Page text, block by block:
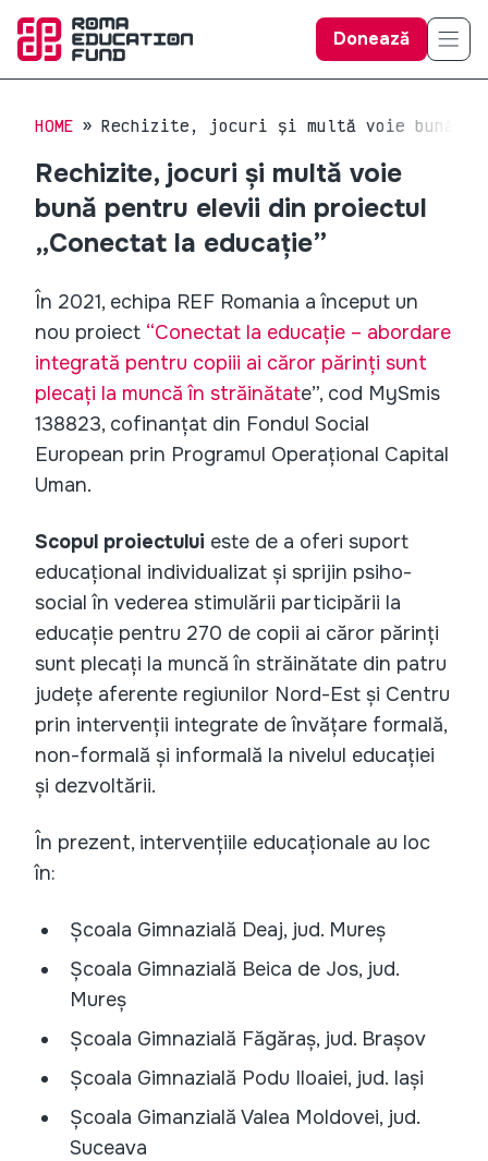
Donează
HOME Rechizite, jocuri și multă voie bună
Rechizite, jocuri și multă voie
bună pentru elevii din proiectul
„Conectat la educație”
În 2021, echipa REF Romania a început un
nou proiect “Conectat la educație – abordare
integrată pentru copiii ai căror părinți sunt
plecați la muncă în străinătate”, cod MySmis
138823, cofinanțat din Fondul Social
European prin Programul Operațional Capital
Uman.
Scopul proiectului este de a oferi suport
educațional individualizat și sprijin psiho-
social în vederea stimulării participării la
educație pentru 270 de copii ai căror părinți
sunt plecați la muncă în străinătate din patru
județe aferente regiunilor Nord-Est și Centru
prin intervenții integrate de învățare formală,
non-formală și informală la nivelul educației
și dezvoltării.
În prezent, intervențiile educaționale au loc
în:
Școala Gimnazială Deaj, jud. Mureș
Școala Gimnazială Beica de Jos, jud.
Mureș
Școala Gimnazială Făgăraș, jud. Brașov
Școala Gimnazială Podu Iloaiei, jud. Iași
Școala Gimanzială Valea Moldovei, jud.
Suceava